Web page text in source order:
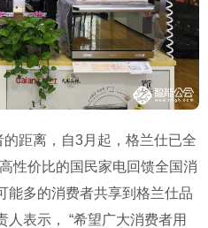
距离，自3月起，格兰仕已全
性价比的国民家电回馈全国消
能多的消费者共享到格兰仕品
人表示， “希望广大消费者用